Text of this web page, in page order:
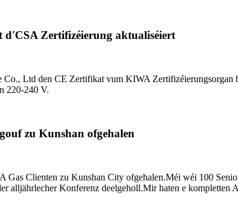
d'CSA Zertifizéierung aktualiséiert
Ltd den CE Zertifikat vum KIWA
220-240 V.
zu Kunshan ofgehalen
Clienten zu Kunshan City ofgehalen.Méi wéi 100
alljährlecher Konferenz deelgeholl.Mir haten e kompletten